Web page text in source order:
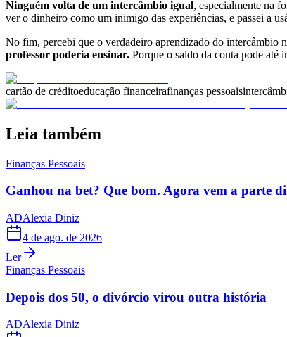
Ninguém volta de um intercâmbio igual, especialmente na
ver o dinheiro como um inimigo das experiências, e passei a
No fim, percebi que o verdadeiro aprendizado do intercâmbio
professor poderia ensinar. Porque o saldo da conta pode até
cartão de créditoeducação financeirafinanças pessoais
Leia também
Finanças Pessoais
Ganhou na bet? Que bom. Agora vem a parte
ADAlexia Diniz
4 de ago. de 2026
Ler
Finanças Pessoais
Depois dos 50, o divórcio virou outra história
ADAlexia Diniz